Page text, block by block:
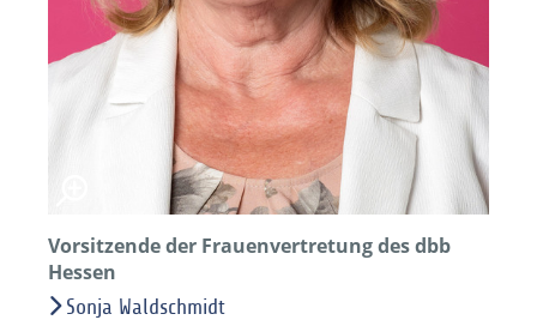
Vorsitzende der Frauenvertretung des dbb
Hessen
Sonja Waldschmidt